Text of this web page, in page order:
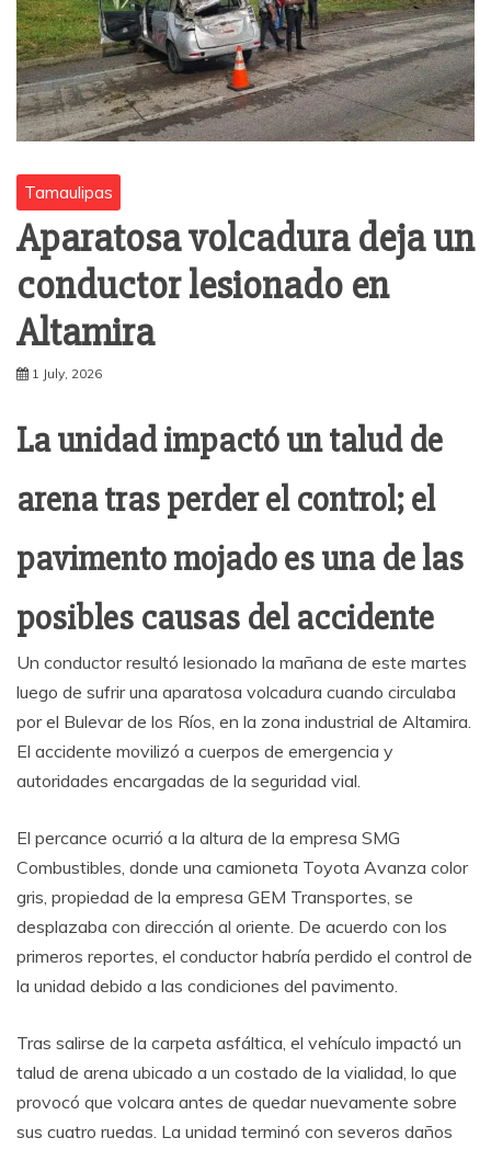
Tamaulipas
Aparatosa volcadura deja un
conductor lesionado en
Altamira
1 July, 2026
La unidad impactó un talud de
arena tras perder el control; el
pavimento mojado es una de las
posibles causas del accidente
Un conductor resultó lesionado la mañana de este martes
luego de sufrir una aparatosa volcadura cuando circulaba
por el Bulevar de los Ríos, en la zona industrial de Altamira.
El accidente movilizó a cuerpos de emergencia y
autoridades encargadas de la seguridad vial.
El percance ocurrió a la altura de la empresa SMG
Combustibles, donde una camioneta Toyota Avanza color
gris, propiedad de la empresa GEM Transportes, se
desplazaba con dirección al oriente. De acuerdo con los
primeros reportes, el conductor habría perdido el control de
la unidad debido a las condiciones del pavimento.
Tras salirse de la carpeta asfáltica, el vehículo impactó un
talud de arena ubicado a un costado de la vialidad, lo que
provocó que volcara antes de quedar nuevamente sobre
sus cuatro ruedas. La unidad terminó con severos daños